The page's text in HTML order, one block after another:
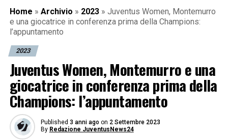
Home » Archivio » 2023 » Juventus Women, Montemurro
e una giocatrice in conferenza prima della Champions:
l’appuntamento
2023
Juventus Women, Montemurro e una
giocatrice in conferenza prima della
Champions: l’appuntamento
Published 3 anni ago on 2 Settembre 2023
By Redazione JuventusNews24